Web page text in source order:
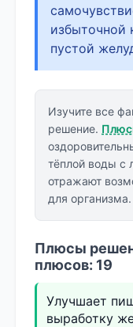
избыточной
пустой
Изучите все
решение.
тёплой воды с
отражают
для организма.
Плюсы
плюсов: 19
Улучшает
выработку